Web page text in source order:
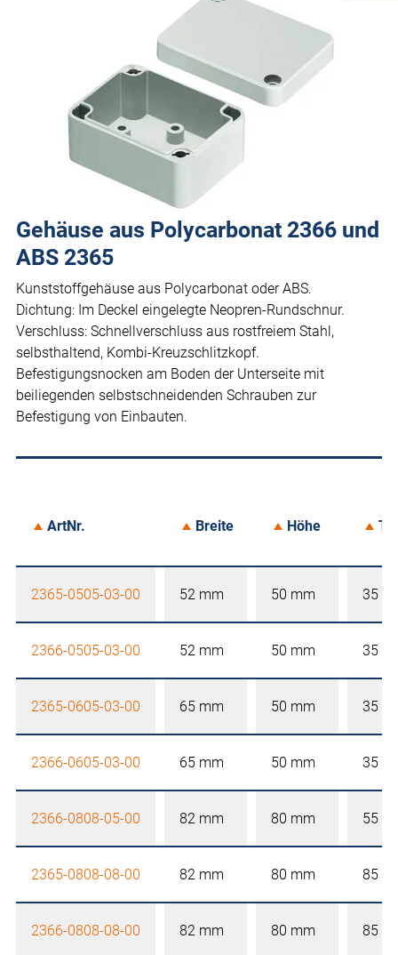
Gehäuse aus Polycarbonat 2366 und
ABS 2365
Kunststoffgehäuse aus Polycarbonat oder ABS.
Dichtung: Im Deckel eingelegte Neopren-Rundschnur.
Verschluss: Schnellverschluss aus rostfreiem Stahl,
selbsthaltend, Kombi-Kreuzschlitzkopf.
Befestigungsnocken am Boden der Unterseite mit
beiliegenden selbstschneidenden Schrauben zur
Befestigung von Einbauten.
ArtNr. Breite Höhe
2365-0505-03-00 52 mm 50 mm 35
2366-0505-03-00 52 mm 50 mm 35
2365-0605-03-00 65 mm 50 mm 35
2366-0605-03-00 65 mm 50 mm 35
2366-0808-05-00 82 mm 80 mm 55
2365-0808-08-00 82 mm 80 mm 85
2366-0808-08-00 82 mm 80 mm 85